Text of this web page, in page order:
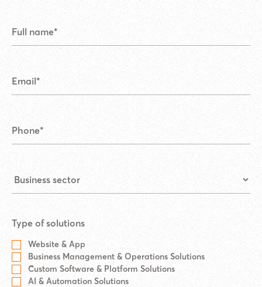
Type of solutions
Website & App
Business Management & Operations Solutions
Custom Software & Platform Solutions
AI & Automation Solutions